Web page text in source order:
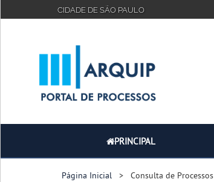
CIDADE DE SÃO PAULO
PRINCIPAL
Página Inicial > Consulta de Processos